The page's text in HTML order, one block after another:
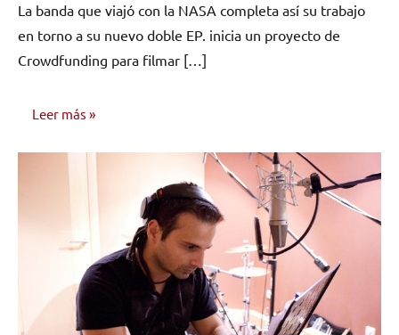
comentarios
La banda que viajó con la NASA completa así su trabajo
en torno a su nuevo doble EP. inicia un proyecto de
Crowdfunding para filmar […]
Leer más